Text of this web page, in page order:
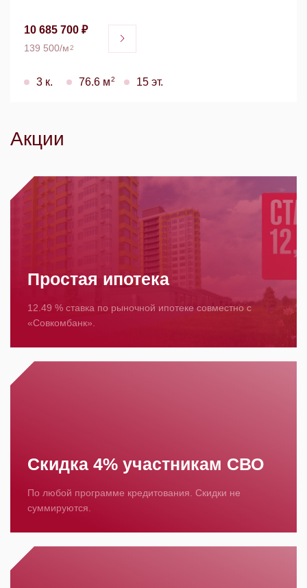
10 685 700 ₽
139 500/м2
3 к. 76.6 м2 15 эт.
Акции
Простая ипотека
12.49 % ставка по рыночной ипотеке совместно с
«Совкомбанк».
Скидка 4% участникам СВО
По любой программе кредитования. Скидки не
суммируются.